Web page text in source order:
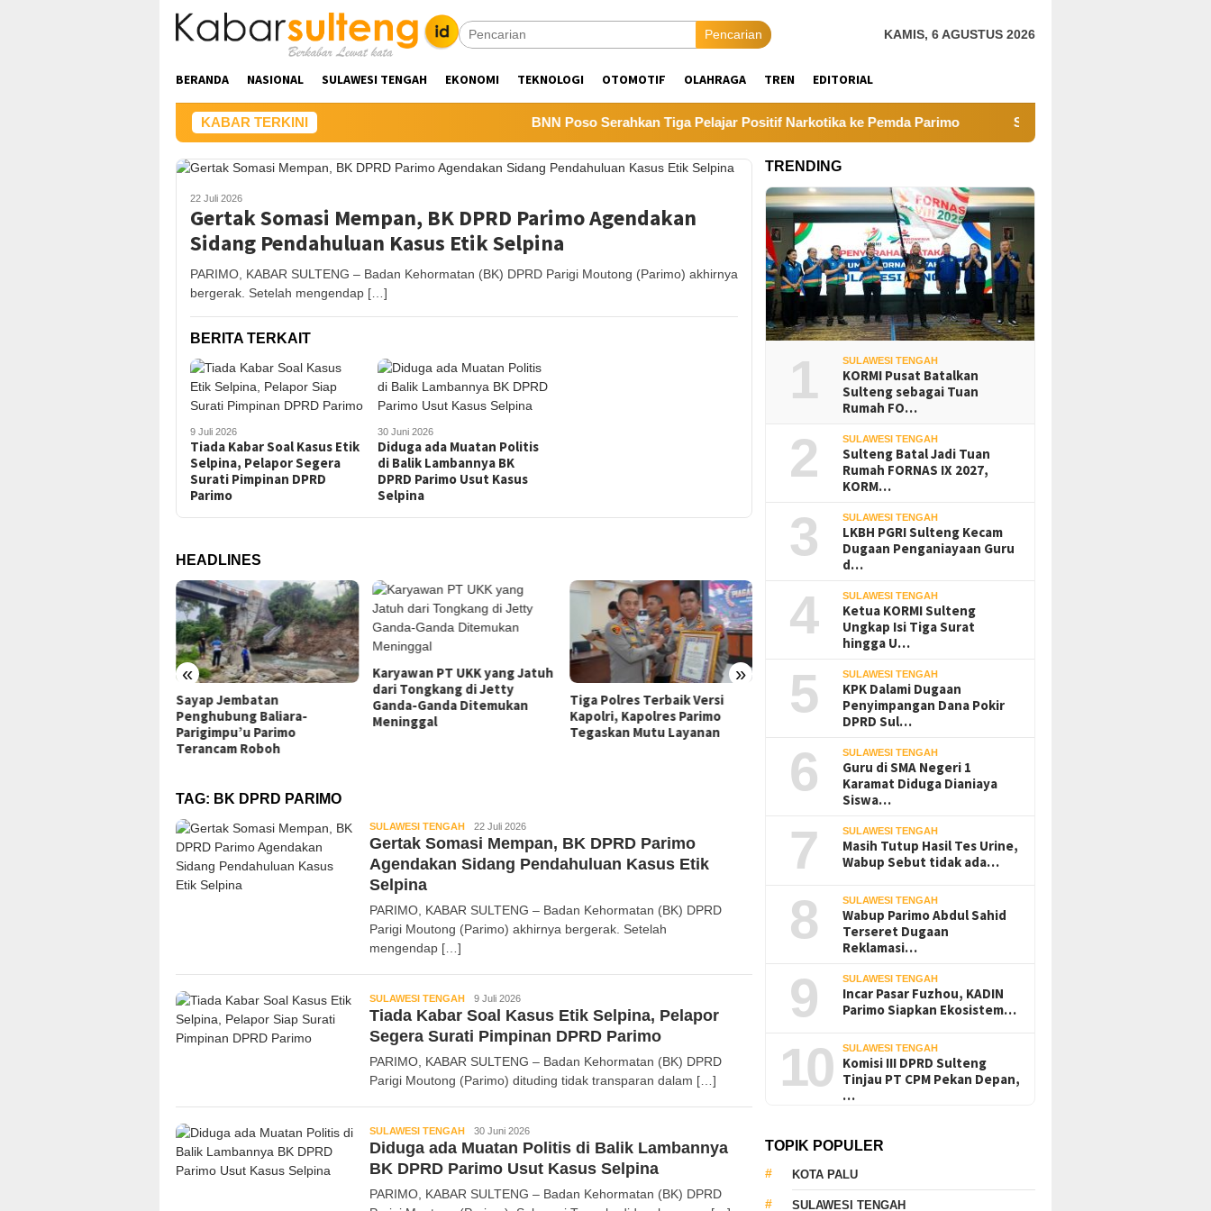
Pencarian KAMIS, 6 AGUSTUS 2026
BERANDA NASIONAL SULAWESI TENGAH EKONOMI TEKNOLOGI OTOMOTIF OLAHRAGA TREN EDITORIAL
KABAR TERKINI BNN Poso Serahkan Tiga Pelajar Positif Narkotika ke Pemda Parimo Sayap Jembatan Penghubung
22 Juli 2026
Gertak Somasi Mempan, BK DPRD Parimo Agendakan
Sidang Pendahuluan Kasus Etik Selpina
PARIMO, KABAR SULTENG – Badan Kehormatan (BK) DPRD Parigi Moutong (Parimo) akhirnya
bergerak. Setelah mengendap […]
BERITA TERKAIT
9 Juli 2026
Tiada Kabar Soal Kasus Etik
Selpina, Pelapor Segera
Surati Pimpinan DPRD
Parimo
30 Juni 2026
Diduga ada Muatan Politis
di Balik Lambannya BK
DPRD Parimo Usut Kasus
Selpina
HEADLINES
« »
Sayap Jembatan
Penghubung Baliara-
Parigimpu’u Parimo
Terancam Roboh
Karyawan PT UKK yang Jatuh
dari Tongkang di Jetty
Ganda-Ganda Ditemukan
Meninggal
Tiga Polres Terbaik Versi
Kapolri, Kapolres Parimo
Tegaskan Mutu Layanan
Karyawan PT UKK Dilaporkan
Jatuh dari Tongkang di Desa
Ganda-Ganda-Morut
BNN Poso Serahkan Tiga
Pelajar Positif Narkotika ke
TAG: BK DPRD PARIMO
SULAWESI TENGAH Andi
Sadam
22 Juli 2026
Gertak Somasi Mempan, BK DPRD Parimo
Agendakan Sidang Pendahuluan Kasus Etik
Selpina
PARIMO, KABAR SULTENG – Badan Kehormatan (BK) DPRD
Parigi Moutong (Parimo) akhirnya bergerak. Setelah
mengendap […]
SULAWESI TENGAH Andi
Sadam
9 Juli 2026
Tiada Kabar Soal Kasus Etik Selpina, Pelapor
Segera Surati Pimpinan DPRD Parimo
PARIMO, KABAR SULTENG – Badan Kehormatan (BK) DPRD
Parigi Moutong (Parimo) dituding tidak transparan dalam […]
SULAWESI TENGAH Kabar
Sulteng
30 Juni 2026
Diduga ada Muatan Politis di Balik Lambannya
BK DPRD Parimo Usut Kasus Selpina
PARIMO, KABAR SULTENG – Badan Kehormatan (BK) DPRD
TRENDING
1 SULAWESI TENGAH
KORMI Pusat Batalkan
Sulteng sebagai Tuan
Rumah FO…
2 SULAWESI TENGAH
Sulteng Batal Jadi Tuan
Rumah FORNAS IX 2027,
KORM…
3 SULAWESI TENGAH
LKBH PGRI Sulteng Kecam
Dugaan Penganiayaan Guru
d…
4 SULAWESI TENGAH
Ketua KORMI Sulteng
Ungkap Isi Tiga Surat
hingga U…
5 SULAWESI TENGAH
KPK Dalami Dugaan
Penyimpangan Dana Pokir
DPRD Sul…
6 SULAWESI TENGAH
Guru di SMA Negeri 1
Karamat Diduga Dianiaya
Siswa…
7 SULAWESI TENGAH
Masih Tutup Hasil Tes Urine,
Wabup Sebut tidak ada…
8 SULAWESI TENGAH
Wabup Parimo Abdul Sahid
Terseret Dugaan
Reklamasi…
9 SULAWESI TENGAH
Incar Pasar Fuzhou, KADIN
Parimo Siapkan Ekosistem…
10 SULAWESI TENGAH
Komisi III DPRD Sulteng
Tinjau PT CPM Pekan Depan,
…
TOPIK POPULER
KOTA PALU
SULAWESI TENGAH